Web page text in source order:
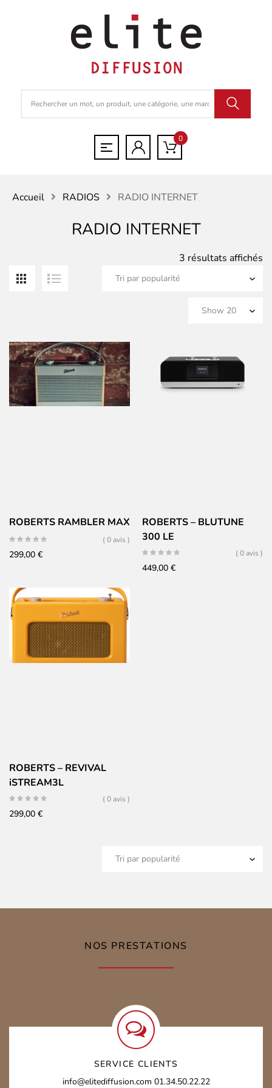
0
Accueil RADIOS RADIO INTERNET
RADIO INTERNET
3 résultats affichés
ROBERTS RAMBLER MAX
( 0 avis )
299,00 €
ROBERTS – BLUTUNE
300 LE
( 0 avis )
449,00 €
ROBERTS – REVIVAL
iSTREAM3L
( 0 avis )
299,00 €
NOS PRESTATIONS
SERVICE CLIENTS
info@elitediffusion.com 01.34.50.22.22